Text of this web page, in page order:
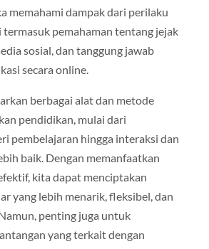
memahami dampak dari perilaku
termasuk pemahaman tentang jejak
sosial, dan tanggung jawab
secara online.
berbagai alat dan metode
pendidikan, mulai dari
pembelajaran hingga interaksi dan
baik. Dengan memanfaatkan
kita dapat menciptakan
yang lebih menarik, fleksibel, dan
penting juga untuk
yang terkait dengan